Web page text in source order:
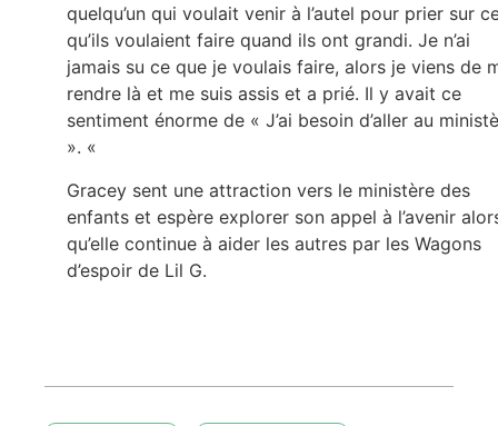
quelqu’un qui voulait venir à l’autel pour prier sur
qu’ils voulaient faire quand ils ont grandi. Je n’ai
jamais su ce que je voulais faire, alors je viens de
rendre là et me suis assis et a prié. Il y avait ce
sentiment énorme de « J’ai besoin d’aller au
». «
Gracey sent une attraction vers le ministère des
enfants et espère explorer son appel à l’avenir
qu’elle continue à aider les autres par les Wagons
d’espoir de Lil G.